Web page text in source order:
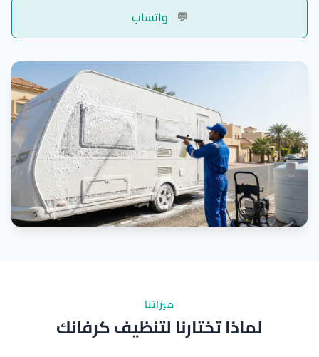
💬 واتساب
ميزاتنا
لماذا تختارنا لتنظيف كرفانك